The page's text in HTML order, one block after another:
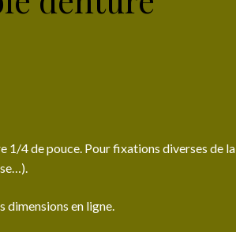
1/4 de pouce. Pour fixations diverses de la
dimensions en ligne.